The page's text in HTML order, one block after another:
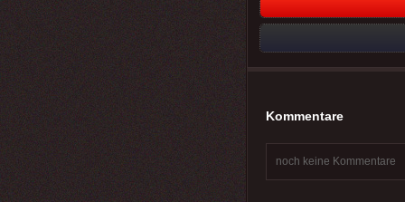
Kommentare
noch keine Kommentare